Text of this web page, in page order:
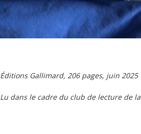
Éditions Gallimard, 206 pages, juin 2025
Lu dans le cadre du club de lecture de la